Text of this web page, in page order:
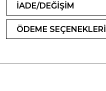
İADE/DEĞİŞİM
ÖDEME SEÇENEKLERİ